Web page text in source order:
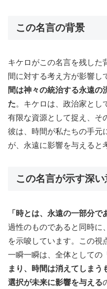
この名言の背景
キケロがこの名言を残した
間に対する考え方が影響し
間は神々の統治する永遠の
た。キケロは、政治家とし
有限な資源として捉え、そ
彼は、時間が私たちの手元
が、永遠に影響を与えると
この名言が示す深い
「時とは、永遠の一部分で
過性のものであると同時に
を示唆しています。この視
一瞬一瞬は、全体としての
まり、時間は消えてしまう
選択が未来に影響を与える